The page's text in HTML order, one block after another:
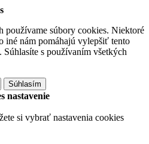
používame súbory cookies. Niektoré
iné nám pomáhajú vylepšiť tento
s používaním všetkých
Súhlasím
nastavenie
si vybrať nastavenia cookies